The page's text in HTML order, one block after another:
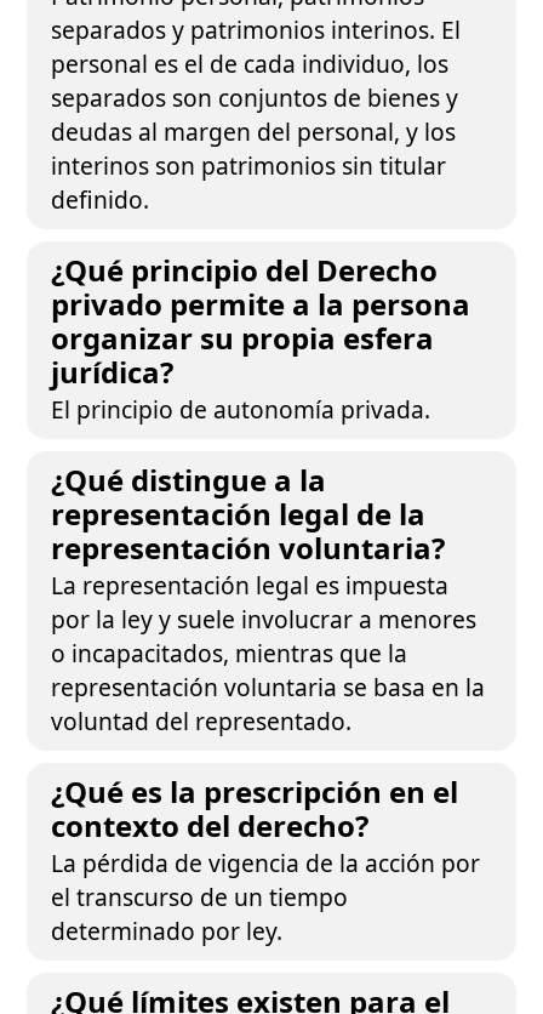
separados y patrimonios interinos. El
personal es el de cada individuo, los
separados son conjuntos de bienes y
deudas al margen del personal, y los
interinos son patrimonios sin titular
definido.
¿Qué principio del Derecho
privado permite a la persona
organizar su propia esfera
jurídica?
El principio de autonomía privada.
¿Qué distingue a la
representación legal de la
representación voluntaria?
La representación legal es impuesta
por la ley y suele involucrar a menores
o incapacitados, mientras que la
representación voluntaria se basa en la
voluntad del representado.
¿Qué es la prescripción en el
contexto del derecho?
La pérdida de vigencia de la acción por
el transcurso de un tiempo
determinado por ley.
¿Qué límites existen para el